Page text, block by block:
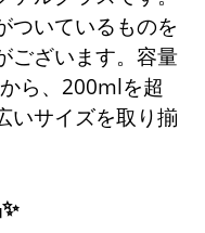
ついているものを
ございます。容量
ら、200mlを超
いサイズを取り揃